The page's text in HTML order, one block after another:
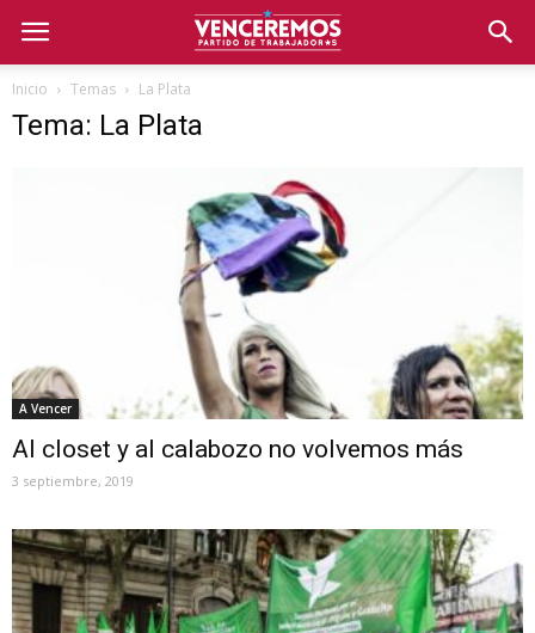
Inicio Temas La Plata
Tema: La Plata
A Vencer
Al closet y al calabozo no volvemos más
3 septiembre, 2019